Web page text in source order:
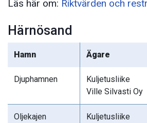
Läs här om: Riktvärden och
Härnösand
Hamn Ägare
Djuphamnen
Kuljetusliike
Ville Silvasti Oy
Oljekajen
Kuljetusliike